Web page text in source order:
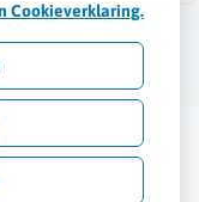
Cookieverklaring.